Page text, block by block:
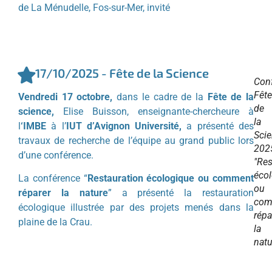
de La Ménudelle, Fos-sur-Mer, invité
17/10/2025 - Fête de la Science
Vendredi 17 octobre,dans le cadre de la Fête de la
science, Elise Buisson, enseignante-chercheure à
l‘IMBE à l’IUT d’Avignon Université, a présenté des
travaux de recherche de l’équipe au grand public lors
d’une conférence.
La conférence “Restauration écologique oucomment
réparer la nature” a présenté la restauration
écologique illustrée par des projets menés dans la
plaine de la Crau.
Fête
de
la
ou
la